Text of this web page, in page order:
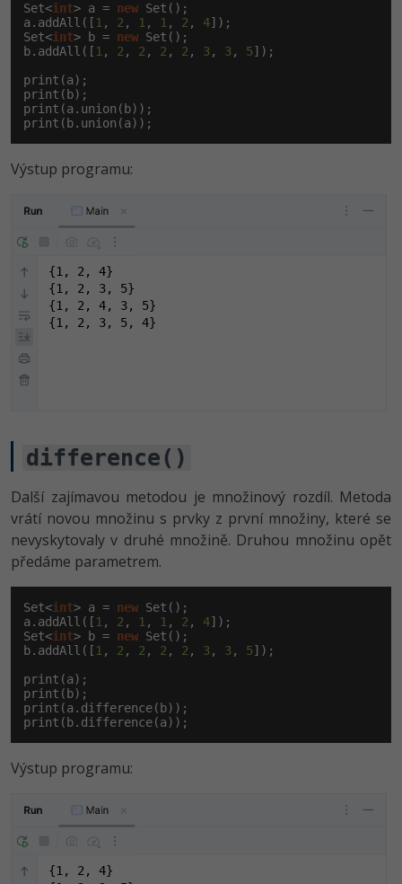
Set<int> a = new Set();
a.addAll([ 1 , 2 , 1 , 1 , 2 , 4]);
Set<int> b = new Set();
b.addAll([ 1 , 2 , 2 , 2 , 2 , 3 , 3 , 5]);
print(a);
print(b);
print(a.union(b));
print(b.union(a));
Výstup programu:
{1, 2, 4}
{1, 2, 3, 5}
{1, 2, 4, 3, 5}
{1, 2, 3, 5, 4}
difference()
Další zajímavou metodou je množinový rozdíl. Metoda
vrátí novou množinu s prvky z první množiny, které se
nevyskytovaly v druhé množině. Druhou množinu opět
předáme parametrem.
Set<int> a = new Set();
a.addAll([ 1 , 2 , 1 , 1 , 2 , 4]);
Set<int> b = new Set();
b.addAll([ 1 , 2 , 2 , 2 , 2 , 3 , 3 , 5]);
print(a);
print(b);
print(a.difference(b));
print(b.difference(a));
Výstup programu:
{1, 2, 4}